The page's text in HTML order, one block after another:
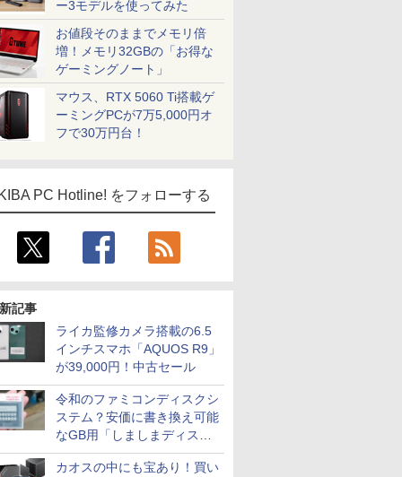
ー3モデルを使ってみた
お値段そのままでメモリ倍
増！メモリ32GBの「お得な
ゲーミングノート」
マウス、RTX 5060 Ti搭載ゲ
ーミングPCが7万5,000円オ
フで30万円台！
PC Hotline! をフォローする
記事
ライカ監修カメラ搭載の6.5
インチスマホ「AQUOS R9」
が39,000円！中古セール
令和のファミコンディスクシ
ステム？安価に書き換え可能
なGB用「しましまディスク
システム」
カオスの中にも宝あり！買い